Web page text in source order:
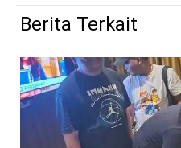
Berita Terkait